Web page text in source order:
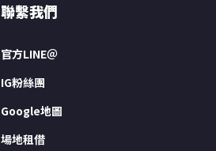
聯繫我們
官方LINE＠
IG粉絲團
Google地圖
場地租借